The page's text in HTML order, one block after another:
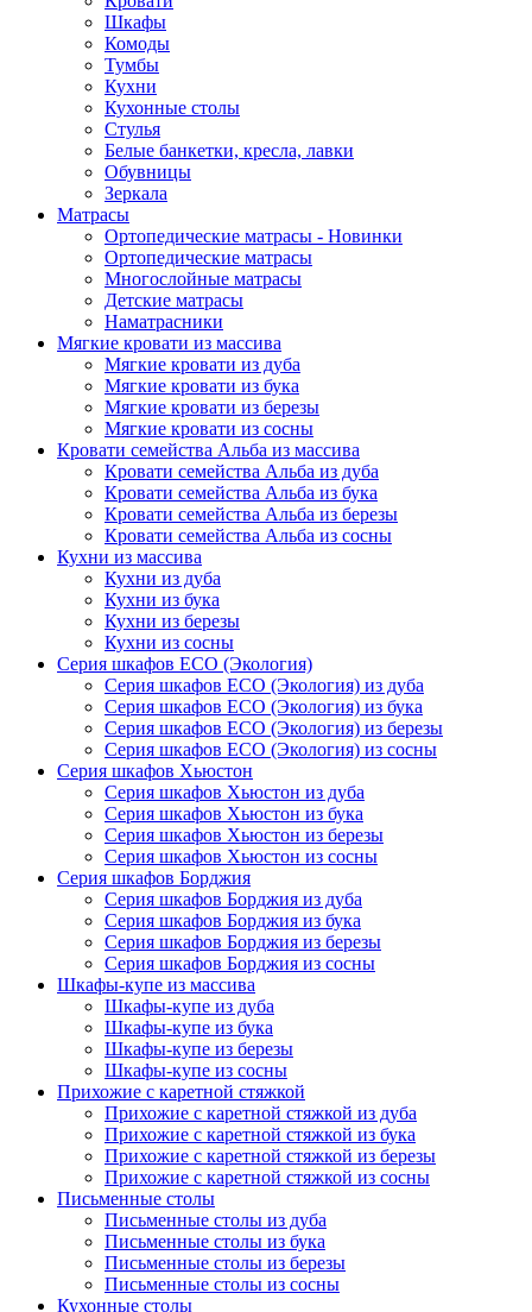
Шкафы
Комоды
Тумбы
Кухни
Кухонные столы
Стулья
Белые банкетки, кресла, лавки
Обувницы
Зеркала
Матрасы
Ортопедические матрасы - Новинки
Ортопедические матрасы
Многослойные матрасы
Детские матрасы
Наматрасники
Мягкие кровати из массива
Мягкие кровати из дуба
Мягкие кровати из бука
Мягкие кровати из березы
Мягкие кровати из сосны
Кровати семейства Альба из массива
Кровати семейства Альба из дуба
Кровати семейства Альба из бука
Кровати семейства Альба из березы
Кровати семейства Альба из сосны
Кухни из массива
Кухни из дуба
Кухни из бука
Кухни из березы
Кухни из сосны
Серия шкафов ECO (Экология)
Серия шкафов ECO (Экология) из дуба
Серия шкафов ECO (Экология) из бука
Серия шкафов ECO (Экология) из березы
Серия шкафов ECO (Экология) из сосны
Серия шкафов Хьюстон
Серия шкафов Хьюстон из дуба
Серия шкафов Хьюстон из бука
Серия шкафов Хьюстон из березы
Серия шкафов Хьюстон из сосны
Серия шкафов Борджия
Серия шкафов Борджия из дуба
Серия шкафов Борджия из бука
Серия шкафов Борджия из березы
Серия шкафов Борджия из сосны
Шкафы-купе из массива
Шкафы-купе из дуба
Шкафы-купе из бука
Шкафы-купе из березы
Шкафы-купе из сосны
Прихожие с каретной стяжкой
Прихожие с каретной стяжкой из дуба
Прихожие с каретной стяжкой из бука
Прихожие с каретной стяжкой из березы
Прихожие с каретной стяжкой из сосны
Письменные столы
Письменные столы из дуба
Письменные столы из бука
Письменные столы из березы
Письменные столы из сосны
Кухонные столы